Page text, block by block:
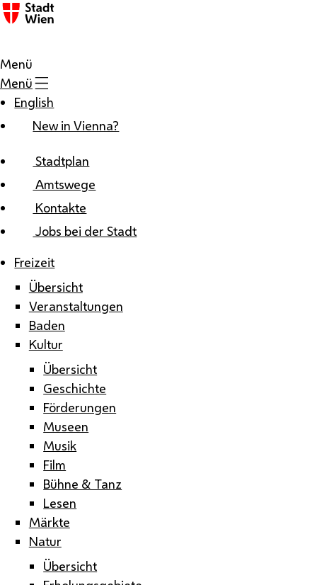
Zum Inhalt
Menü
Menü
English
New in Vienna?
Stadtplan
Amtswege
Kontakte
Jobs bei der Stadt
Freizeit
Übersicht
Veranstaltungen
Baden
Kultur
Übersicht
Geschichte
Förderungen
Museen
Musik
Film
Bühne & Tanz
Lesen
Märkte
Natur
Übersicht